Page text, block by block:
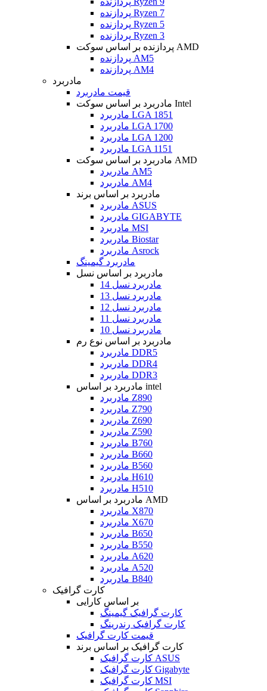
پردازنده Ryzen 7
پردازنده Ryzen 5
پردازنده Ryzen 3
پردازنده بر اساس سوکت AMD
پردازنده AM5
پردازنده AM4
مادربرد
قیمت مادربرد
مادربرد بر اساس سوکت Intel
مادربرد LGA 1851
مادربرد LGA 1700
مادربرد LGA 1200
مادربرد LGA 1151
مادربرد بر اساس سوکت AMD
مادربرد AM5
مادربرد AM4
مادربرد بر اساس برند
مادربرد ASUS
مادربرد GIGABYTE
مادربرد MSI
مادربرد Biostar
مادربرد Asrock
مادربرد گیمینگ
مادربرد بر اساس نسل
مادربرد نسل 14
مادربرد نسل 13
مادربرد نسل 12
مادربرد نسل 11
مادربرد نسل 10
مادربرد بر اساس نوع رم
مادربرد DDR5
مادربرد DDR4
مادربرد DDR3
مادربرد بر اساس intel
مادربرد Z890
مادربرد Z790
مادربرد Z690
مادربرد Z590
مادربرد B760
مادربرد B660
مادربرد B560
مادربرد H610
مادربرد H510
مادربرد بر اساس AMD
مادربرد X870
مادربرد X670
مادربرد B650
مادربرد B550
مادربرد A620
مادربرد A520
مادربرد B840
کارت گرافیک
بر اساس کارایی
کارت گرافیک گیمینگ
کارت گرافیک رندرینگ
قیمت کارت گرافیک
کارت گرافیک بر اساس برند
کارت گرافیک ASUS
کارت گرافیک Gigabyte
کارت گرافیک MSI